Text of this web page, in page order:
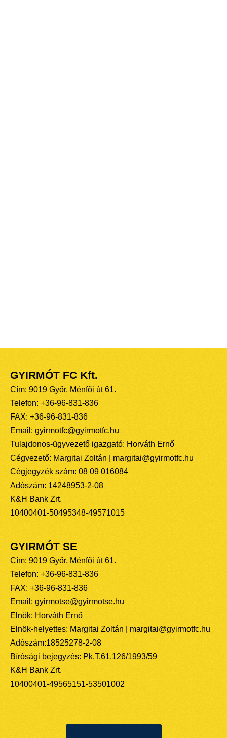
GYIRMÓT FC Kft.
Cím: 9019 Győr, Ménfői út 61.
Telefon: +36-96-831-836
FAX: +36-96-831-836
Email: gyirmotfc@gyirmotfc.hu
Tulajdonos-ügyvezető igazgató: Horváth Ernő
Cégvezető: Margitai Zoltán | margitai@gyirmotfc.hu
Cégjegyzék szám: 08 09 016084
Adószám: 14248953-2-08
K&H Bank Zrt.
10400401-50495348-49571015
GYIRMÓT SE
Cím: 9019 Győr, Ménfői út 61.
Telefon: +36-96-831-836
FAX: +36-96-831-836
Email: gyirmotse@gyirmotse.hu
Elnök: Horváth Ernő
Elnök-helyettes: Margitai Zoltán | margitai@gyirmotfc.hu
Adószám:18525278-2-08
Bírósági bejegyzés: Pk.T.61.126/1993/59
K&H Bank Zrt.
10400401-49565151-53501002